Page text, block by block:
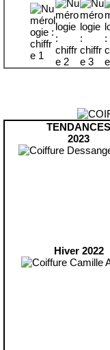
TENDANCES
2023
Hiver 2022